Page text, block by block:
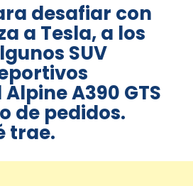
desafiar con
a Tesla, a los
SUV
A390 GTS
de pedidos.
trae.